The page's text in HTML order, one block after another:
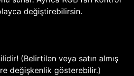
değiştirebilirsin.
(Belirtilen veya satın almış
değişkenlik gösterebilir.)